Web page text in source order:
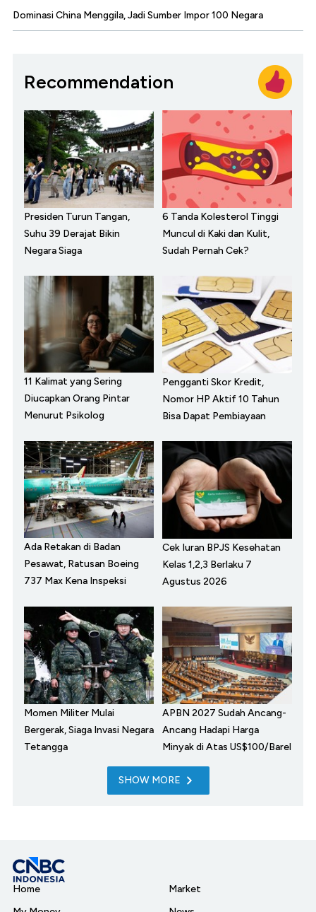
Dominasi China Menggila, Jadi Sumber Impor 100 Negara
Recommendation
Presiden Turun Tangan,
Suhu 39 Derajat Bikin
Negara Siaga
6 Tanda Kolesterol Tinggi
Muncul di Kaki dan Kulit,
Sudah Pernah Cek?
11 Kalimat yang Sering
Diucapkan Orang Pintar
Menurut Psikolog
Pengganti Skor Kredit,
Nomor HP Aktif 10 Tahun
Bisa Dapat Pembiayaan
Ada Retakan di Badan
Pesawat, Ratusan Boeing
737 Max Kena Inspeksi
Cek Iuran BPJS Kesehatan
Kelas 1,2,3 Berlaku 7
Agustus 2026
Momen Militer Mulai
Bergerak, Siaga Invasi Negara
Tetangga
APBN 2027 Sudah Ancang-
Ancang Hadapi Harga
Minyak di Atas US$100/Barel
SHOW MORE
Home
Market